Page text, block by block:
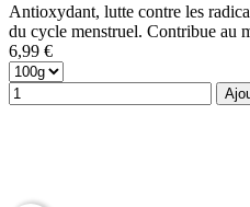
Antioxydant, lutte contre les
du cycle menstruel. Contribue au
6,99 €